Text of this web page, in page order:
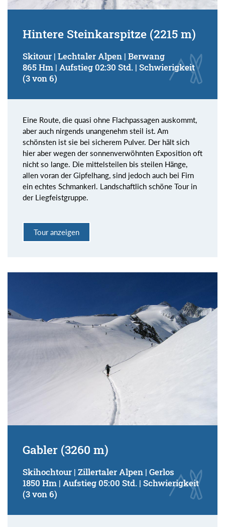
Hintere Steinkarspitze (2215 m)
Skitour | Lechtaler Alpen | Berwang
865 Hm | Aufstieg 02:30 Std. | Schwierigkeit
(3 von 6)
Eine Route, die quasi ohne Flachpassagen auskommt,
aber auch nirgends unangenehm steil ist. Am
schönsten ist sie bei sicherem Pulver. Der hält sich
hier aber wegen der sonnenverwöhnten Exposition oft
nicht so lange. Die mittelsteilen bis steilen Hänge,
allen voran der Gipfelhang, sind jedoch auch bei Firn
ein echtes Schmankerl. Landschaftlich schöne Tour in
der Liegfeistgruppe.
Tour anzeigen
Gabler (3260 m)
Skihochtour | Zillertaler Alpen | Gerlos
1850 Hm | Aufstieg 05:00 Std. | Schwierigkeit
(3 von 6)